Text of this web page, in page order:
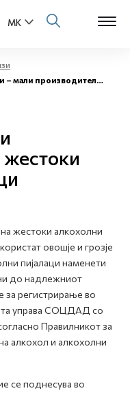
Open
на жестоки алкохолни пијалаци
жестоки алкохолни
овошје и грозје
пијалаци наменети
до надлежниот
за регистрирање во
управа СОЦДАД со
Правилникот за
алкохол и алкохолни
се поднесува во